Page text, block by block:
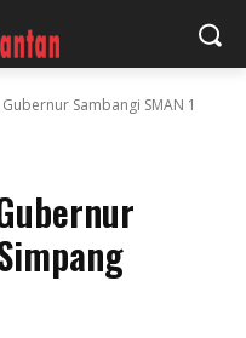
Sambangi SMAN 1